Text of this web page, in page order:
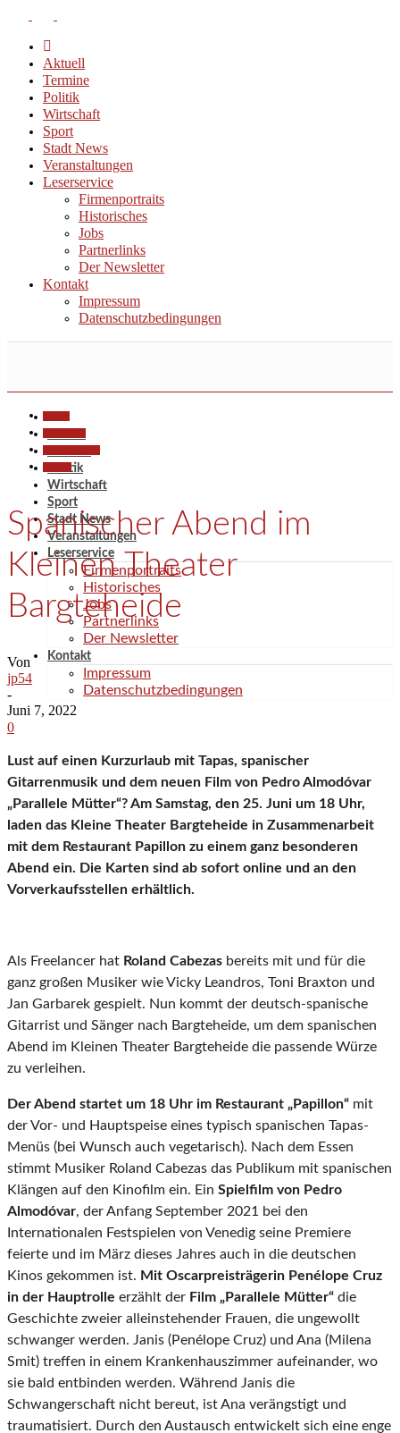
Aktuell
Termine
Politik
Wirtschaft
Sport
Stadt News
Veranstaltungen
Leserservice
Firmenportraits
Historisches
Jobs
Partnerlinks
Der Newsletter
Kontakt
Impressum
Datenschutzbedingungen
Politik
Wirtschaft
Sport
Stadt News
Veranstaltungen
Leserservice
Firmenportraits
Historisches
Jobs
Partnerlinks
Der Newsletter
Kontakt
Impressum
Datenschutzbedingungen
Spanischer Abend im
Kleinen Theater
Bargteheide
Von
jp54
-
Juni 7, 2022
0
Lust auf einen Kurzurlaub mit Tapas, spanischer
Gitarrenmusik und dem neuen Film von Pedro Almodóvar
„Parallele Mütter“? Am Samstag, den 25. Juni um 18 Uhr,
laden das Kleine Theater Bargteheide in Zusammenarbeit
mit dem Restaurant Papillon zu einem ganz besonderen
Abend ein. Die Karten sind ab sofort online und an den
Vorverkaufsstellen erhältlich.
Als Freelancer hat Roland Cabezas bereits mit und für die
ganz großen Musiker wie Vicky Leandros, Toni Braxton und
Jan Garbarek gespielt. Nun kommt der deutsch-spanische
Gitarrist und Sänger nach Bargteheide, um dem spanischen
Abend im Kleinen Theater Bargteheide die passende Würze
zu verleihen.
Der Abend startet um 18 Uhr im Restaurant „Papillon“ mit
der Vor- und Hauptspeise eines typisch spanischen Tapas-
Menüs (bei Wunsch auch vegetarisch). Nach dem Essen
stimmt Musiker Roland Cabezas das Publikum mit spanischen
Klängen auf den Kinofilm ein. Ein Spielfilm von Pedro
Almodóvar, der Anfang September 2021 bei den
Internationalen Festspielen von Venedig seine Premiere
feierte und im März dieses Jahres auch in die deutschen
Kinos gekommen ist. Mit Oscarpreisträgerin Penélope Cruz
in der Hauptrolle erzählt der Film „Parallele Mütter“ die
Geschichte zweier alleinstehender Frauen, die ungewollt
schwanger werden. Janis (Penélope Cruz) und Ana (Milena
Smit) treffen in einem Krankenhauszimmer aufeinander, wo
sie bald entbinden werden. Während Janis die
Schwangerschaft nicht bereut, ist Ana verängstigt und
traumatisiert. Durch den Austausch entwickelt sich eine enge